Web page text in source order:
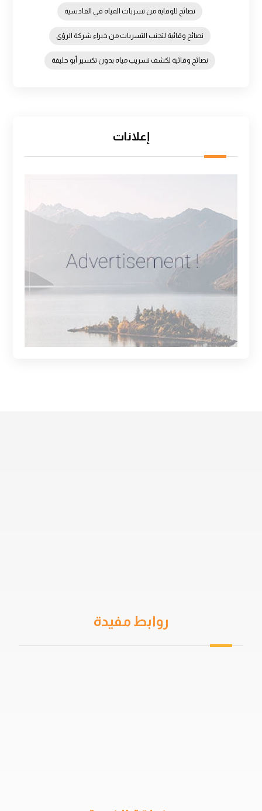
نصائح للوقاية من تسربات المياه في القادسية
نصائح وقائية لتجنب التسربات من خبراء شركة الرؤى
نصائح وقائية لكشف تسريب مياه بدون تكسير أبو حليفة
إعلانات
روابط مفيدة